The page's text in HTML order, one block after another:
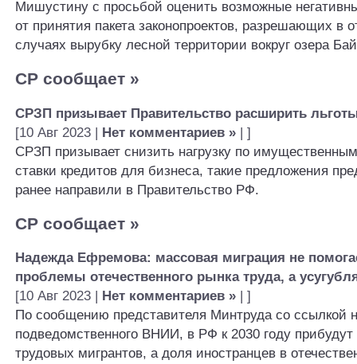
Мишустину с просьбой оценить возможные
от принятия пакета законопроектов, разрешающих в
случаях вырубку лесной территории вокруг озера
СР сообщает »
СРЗП призывает Правительство расширить
[10 Авг 2023 | Нет комментариев » | ]
СРЗП призывает снизить нагрузку по
ставки кредитов для бизнеса, такие предложения
ранее направили в Правительство РФ.
СР сообщает »
Надежда Ефремова: массовая миграция не
проблемы отечественного рынка труда, а
[10 Авг 2023 |
Нет комментариев » | ]
По сообщению представителя Минтруда со ссылкой
подведомственного ВНИИ, в РФ к 2030 году
трудовых мигрантов, а доля иностранцев в